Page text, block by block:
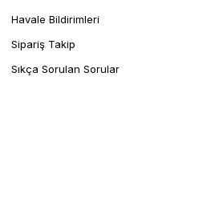
Havale Bildirimleri
Sipariş Takip
Sıkça Sorulan Sorular